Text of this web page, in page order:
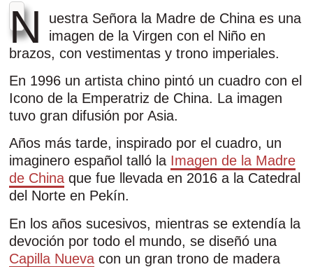
N
uestra Señora la Madre de China es una
imagen de la Virgen con el Niño en
brazos, con vestimentas y trono imperiales.
En 1996 un artista chino pintó un cuadro con el
Icono de la Emperatriz de China. La imagen
tuvo gran difusión por Asia.
Años más tarde, inspirado por el cuadro, un
imaginero español talló la Imagen de la Madre
de China que fue llevada en 2016 a la Catedral
del Norte en Pekín.
En los años sucesivos, mientras se extendía la
devoción por todo el mundo, se diseñó una
Capilla Nueva con un gran trono de madera